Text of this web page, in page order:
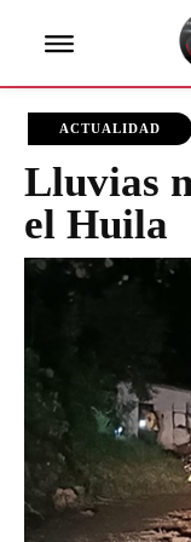
ACTUALIDAD
Lluvias
el Huila